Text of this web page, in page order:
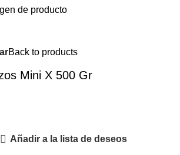
Back to products
Mini X 500 Gr
Añadir a la lista de deseos